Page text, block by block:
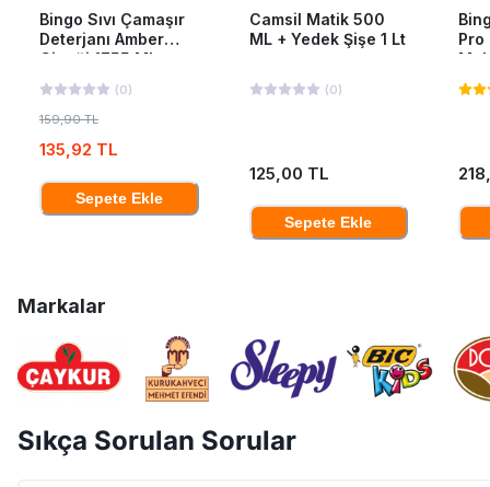
Bingo Sıvı Çamaşır
Deterjanı Amber
Çiçeği 1755 Ml
(0)
159,90 TL
135,92 TL
Sepete Ekle
Camsil Matik 500
ML + Yedek Şişe 1 Lt
(0)
125,00 TL
Sepete Ekle
Pro
Markalar
Sıkça Sorulan Sorular